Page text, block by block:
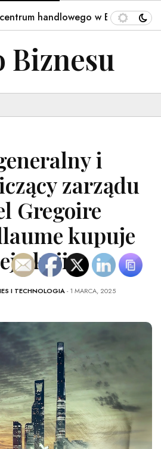
w Bydgoszczy. Akcja
Biznesu
i
zarządu
Gregoire
kupuje
akcji
I TECHNOLOGIA- 1 MARCA, 2025